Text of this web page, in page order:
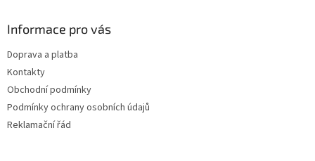
Informace pro vás
Doprava a platba
Kontakty
Obchodní podmínky
Podmínky ochrany osobních údajů
Reklamační řád